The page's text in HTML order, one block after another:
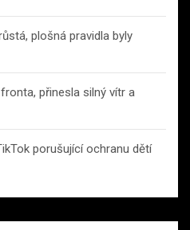
plošná pravidla byly
přinesla silný vítr a
porušující ochranu dětí